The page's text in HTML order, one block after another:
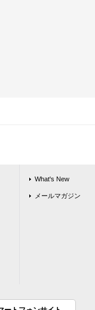
What's New
メールマガジン